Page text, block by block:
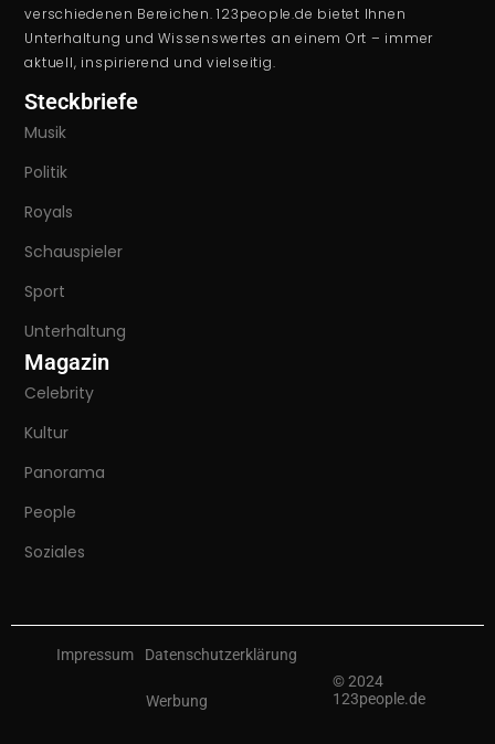
verschiedenen Bereichen. 123people.de bietet Ihnen
Unterhaltung und Wissenswertes an einem Ort – immer
aktuell, inspirierend und vielseitig.
Steckbriefe
Musik
Politik
Royals
Schauspieler
Sport
Unterhaltung
Magazin
Celebrity
Kultur
Panorama
People
Soziales
© 2024
123people.de
Impressum Datenschutzerklärung
Werbung